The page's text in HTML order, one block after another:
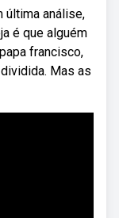
última análise,
é que alguém
francisco,
Mas as